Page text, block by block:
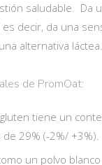
saludable. Da
es decir, da una
alternativa láctea.
de PromOat:
tiene un
29% (-2%/ +3%).
un polvo